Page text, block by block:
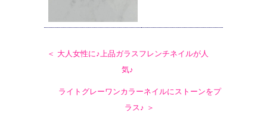
＜ 大人女性に♪上品ガラスフレンチネイルが人
気♪
ライトグレーワンカラーネイルにストーンをプ
ラス♪ ＞